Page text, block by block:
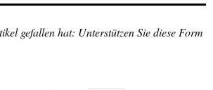
gefallen hat: Unterstützen Sie diese Form